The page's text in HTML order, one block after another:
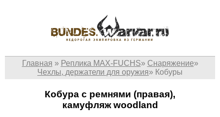
Главная » Реплика MAX-FUCHS» Снаряжение»
Чехлы, держатели для оружия» Кобуры
Кобура с ремнями (правая),
камуфляж woodland